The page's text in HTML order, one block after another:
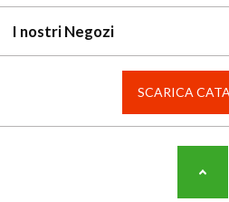
I nostri Negozi
SCARICA